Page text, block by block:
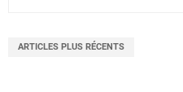
ARTICLES PLUS RÉCENTS